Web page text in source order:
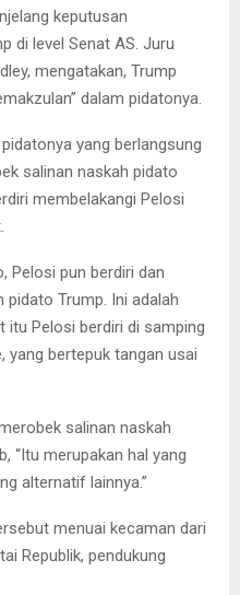
keputusan
di level Senat AS. Juru
mengatakan, Trump
dalam pidatonya.
yang berlangsung
salinan naskah pidato
membelakangi Pelosi
Pelosi pun berdiri dan
Trump. Ini adalah
itu Pelosi berdiri di samping
yang bertepuk tangan usai
salinan naskah
“Itu merupakan hal yang
alternatif lainnya.”
menuai kecaman dari
Republik, pendukung